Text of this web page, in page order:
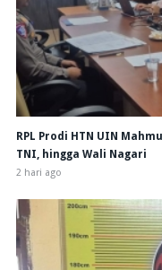
RPL Prodi HTN UIN
TNI, hingga Wali Nagari
2 hari ago